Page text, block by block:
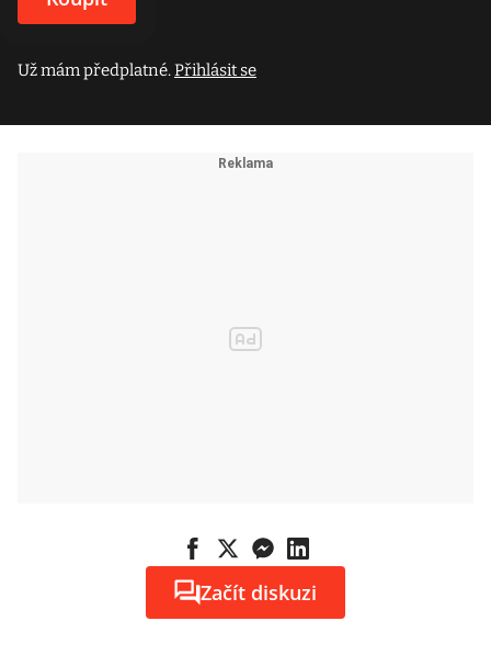
Už mám předplatné.Přihlásit se
Začít diskuzi